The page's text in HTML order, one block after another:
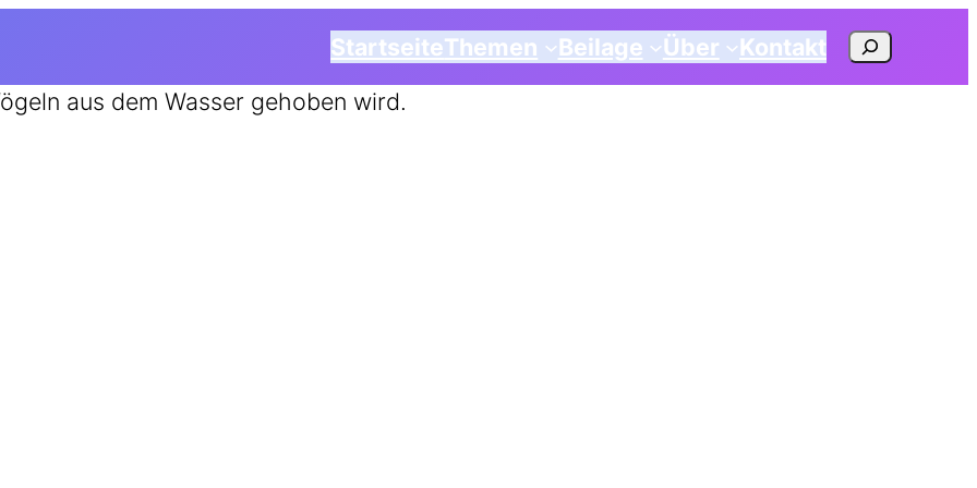
StartseiteThemen Beilage Über Kontakt Suchen